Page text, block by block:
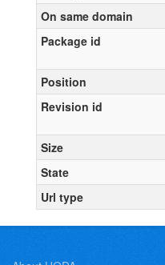
On same domain
Package id
Position
Revision id
Size
State
Url type